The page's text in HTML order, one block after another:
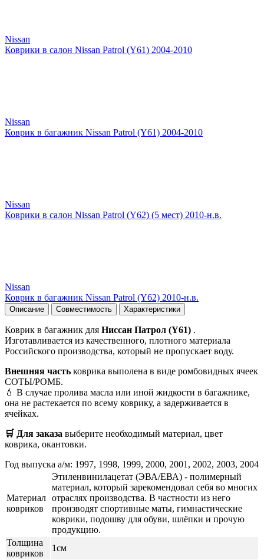
Nissan
Коврики в салон Nissan Patrol (Y61) 2004-2010
Nissan
Коврик в багажник Nissan Patrol (Y61) 2004-2010
Nissan
Коврики в салон Nissan Patrol (Y62) (5 мест) 2010-н.в.
Nissan
Коврик в багажник Nissan Patrol (Y62) 2010-н.в.
Описание Совместимость Характеристики
Коврик в багажник для Ниссан Патрол (Y61) .
Изготавливается из качественного, плотного материала
Российского производства, который не пропускает воду.
Внешняя часть коврика выполена в виде ромбовидных ячеек
СОТЫ/РОМБ.
💧 В случае пролива масла или иной жидкости в багажнике,
она не растекается по всему коврику, а задерживается в
ячейках.
🛒 Для заказа выберите необходимый материал, цвет
коврика, окантовки.
Год выпуска а/м: 1997, 1998, 1999, 2000, 2001, 2002, 2003, 2004
Материал
ковриков
Этиленвинилацетат (ЭВА/ЕВА) - полимерный
материал, который зарекомендовал себя во многих
отраслях производства. В частности из него
производят спортивные маты, гимнастические
коврики, подошву для обуви, шлёпки и прочую
продукцию.
Толщина
ковриков
1см